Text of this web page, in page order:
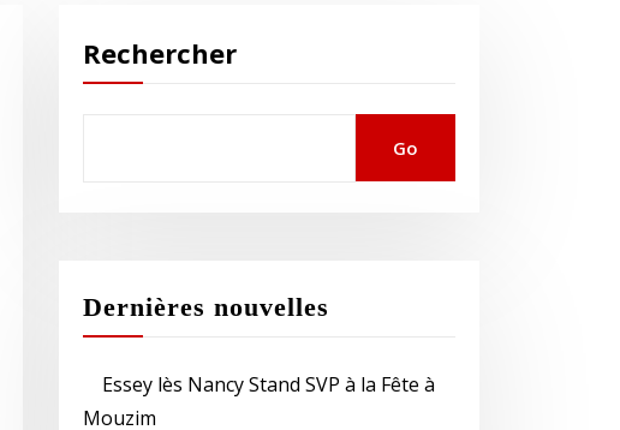
Rechercher
Go
Dernières nouvelles
Essey lès Nancy Stand SVP à la Fête à
Mouzim